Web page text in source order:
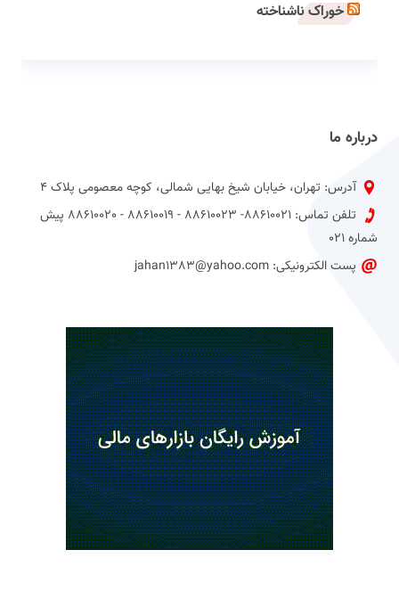
خوراک ناشناخته
درباره ما
آدرس: تهران، خیابان شیخ بهایی شمالی، کوچه معصومی پلاک 4
تلفن تماس: 88610021- 88610023 - 88610019 - 88610020 پیش
شماره 021
پست الکترونیکی: jahan1383@yahoo.com